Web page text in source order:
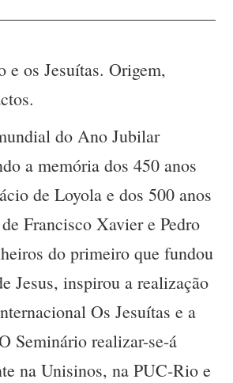
e os Jesuítas. Origem,
do Ano Jubilar
a memória dos 450 anos
de Loyola e dos 500 anos
Francisco Xavier e Pedro
do primeiro que fundou
Jesus, inspirou a realização
Os Jesuítas e a
Seminário realizar-se-á
na Unisinos, na PUC-Rio e